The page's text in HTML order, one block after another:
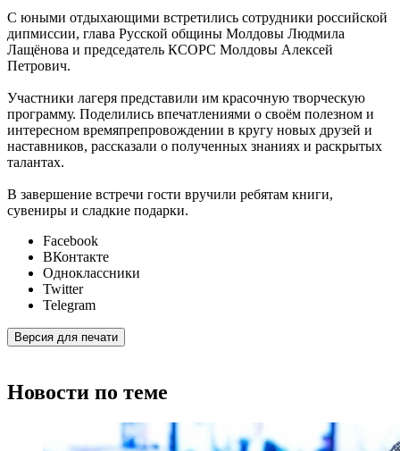
С юными отдыхающими встретились сотрудники российской
дипмиссии, глава Русской общины Молдовы Людмила
Лащёнова и председатель КСОРС Молдовы Алексей
Петрович.
Участники лагеря представили им красочную творческую
программу. Поделились впечатлениями о своём полезном и
интересном времяпрепровождении в кругу новых друзей и
наставников, рассказали о полученных знаниях и раскрытых
талантах.
В завершение встречи гости вручили ребятам книги,
сувениры и сладкие подарки.
Facebook
ВКонтакте
Одноклассники
Twitter
Telegram
Версия для печати
Новости по теме